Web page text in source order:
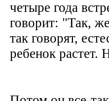
четыре года
говорит: "Так,
так говорят,
ребенок растет.